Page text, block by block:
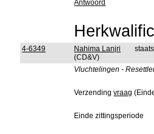
Antwoord
4-6349
Nahima Lanjri
(CD&V)
Vluchtelingen -
Verzendingvraag
Einde zittingsperiode